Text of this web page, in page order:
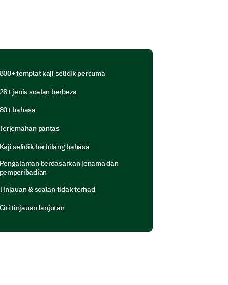
friends and family?
in the previous
intentions.
800+ templat kaji selidik percuma
28+ jenis soalan berbeza
80+ bahasa
Terjemahan pantas
Kaji selidik berbilang bahasa
Pengalaman berdasarkan jenama dan
pemperibadian
Tinjauan & soalan tidak terhad
Ciri tinjauan lanjutan